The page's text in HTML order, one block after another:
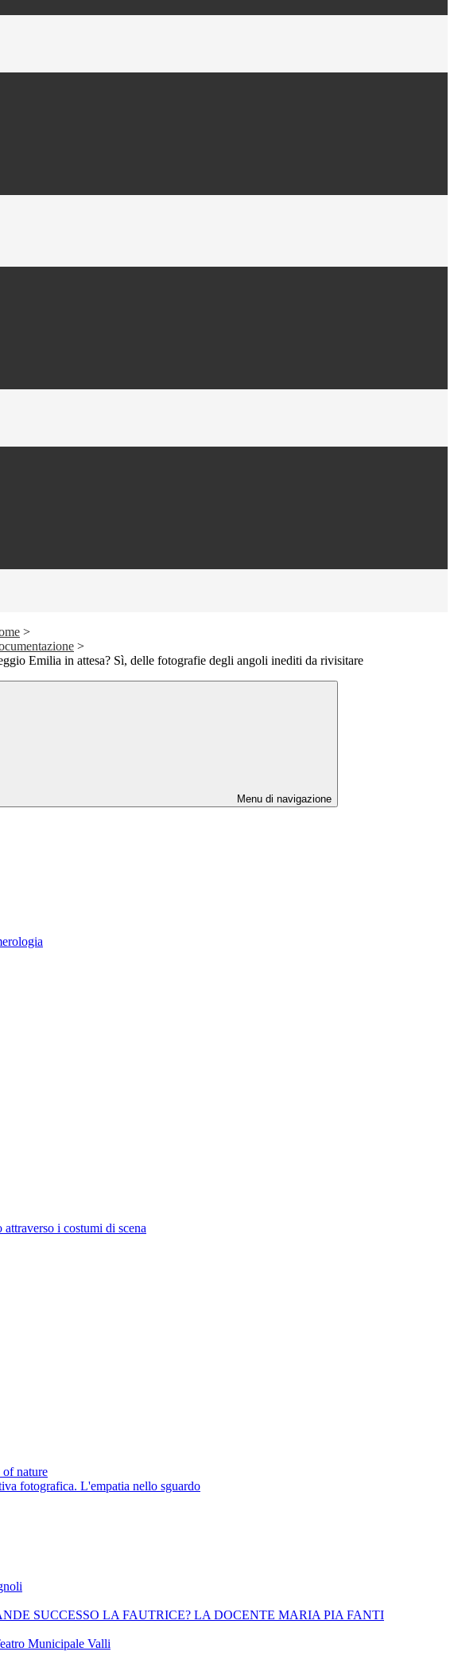
>
>
Emilia in attesa? Sì, delle fotografie degli angoli inediti da rivisitare
Menu di navigazione
i costumi di scena
nature
fotografica. L'empatia nello sguardo
SUCCESSO LA FAUTRICE? LA DOCENTE MARIA PIA FANTI
Municipale Valli